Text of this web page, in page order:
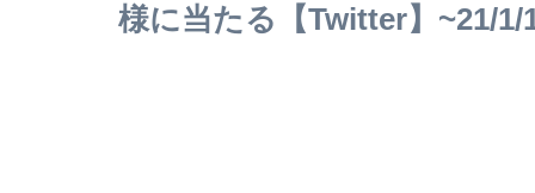
様に当たる【Twitter】~21/1/